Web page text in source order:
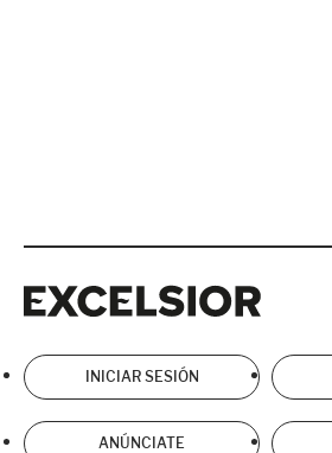
INICIAR SESIÓN
ANÚNCIATE